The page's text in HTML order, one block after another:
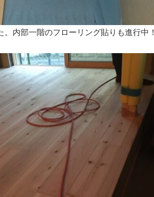
内部一階のフローリング貼りも進行中！